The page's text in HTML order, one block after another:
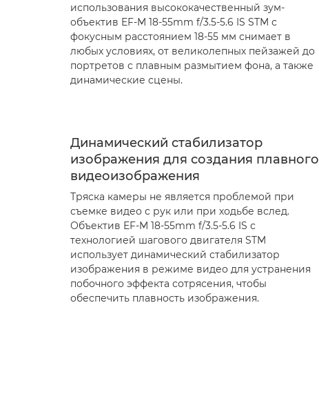
использования высококачественный зум-
объектив EF-M 18-55mm f/3.5-5.6 IS STM с
фокусным расстоянием 18-55 мм снимает в
любых условиях, от великолепных пейзажей до
портретов с плавным размытием фона, а также
динамические сцены.
Динамический стабилизатор
изображения для создания плавного
видеоизображения
Тряска камеры не является проблемой при
съемке видео с рук или при ходьбе вслед.
Объектив EF-M 18-55mm f/3.5-5.6 IS с
технологией шагового двигателя STM
использует динамический стабилизатор
изображения в режиме видео для устранения
побочного эффекта сотрясения, чтобы
обеспечить плавность изображения.